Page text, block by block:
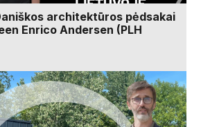
architektūros pėdsakai
Enrico Andersen (PLH